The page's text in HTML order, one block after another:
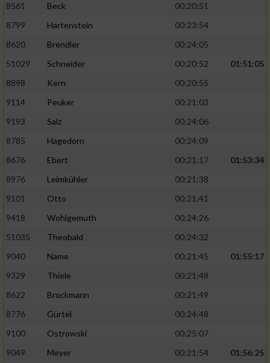
8561
Beck
00:20:51
8799
Hartenstein
00:23:54
8620
Brendler
00:24:05
51029
Schneider 00:20:52
01:51:05
8898
Kern
00:20:55
9114
Peuker
00:21:03
9193
Salz
00:24:06
8785
Hagedorn
00:24:09
8676
Ebert 00:21:17
01:53:34
8976
Leimkühler
00:21:38
9101
Otto
00:21:41
9418
Wohlgemuth
00:24:26
51035
Theobald
00:24:32
9040
Name 00:21:45
01:55:17
9329
Thiele
00:21:48
8622
Brockmann
00:21:49
8776
Gürtel
00:24:48
9100
Ostrowski
00:25:07
9049
Meyer 00:21:54
01:56:25